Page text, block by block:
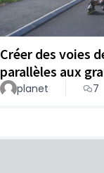
Créer des voies
parallèles aux
planet 7